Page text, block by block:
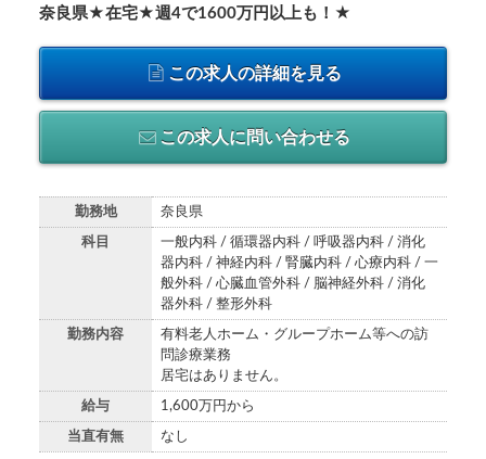
奈良県★在宅★週4で1600万円以上も！★
この求人の詳細を見る
この求人に問い合わせる
勤務地 奈良県
科目
一般内科 / 循環器内科 / 呼吸器内科 / 消化
器内科 / 神経内科 / 腎臓内科 / 心療内科 / 一
般外科 / 心臓血管外科 / 脳神経外科 / 消化
器外科 / 整形外科
勤務内容
有料老人ホーム・グループホーム等への訪
問診療業務
居宅はありません。
給与 1,600万円から
当直有無 なし